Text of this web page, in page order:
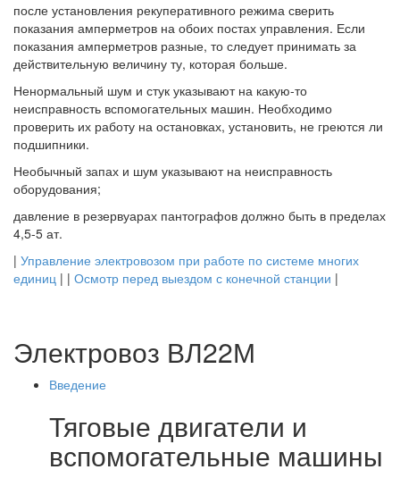
после установления рекуперативного режима сверить
показания амперметров на обоих постах управления. Если
показания амперметров разные, то следует принимать за
действительную величину ту, которая больше.
Ненормальный шум и стук указывают на какую-то
неисправность вспомогательных машин. Необходимо
проверить их работу на остановках, установить, не греются ли
подшипники.
Необычный запах и шум указывают на неисправность
оборудования;
давление в резервуарах пантографов должно быть в пределах
4,5-5 ат.
| Управление электровозом при работе по системе многих
единиц | | Осмотр перед выездом с конечной станции |
Электровоз ВЛ22М
Введение
Тяговые двигатели и
вспомогательные машины